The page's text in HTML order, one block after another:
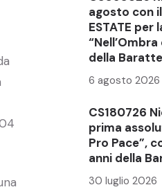
agosto con
ESTATE per
della
6 agosto 2026
CS180726
prima
Pro Pace”,
anni della
30 luglio 2026